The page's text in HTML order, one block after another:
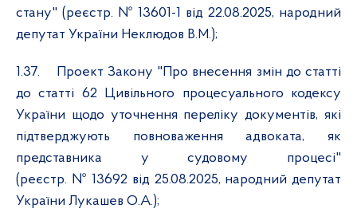
стану" (реєстр. №13601-1 від 22.08.2025, народний
депутат України Неклюдов В.М.);
1.37.
Проект Закону "Про внесення змін до статті
до статті 62 Цивільного процесуального кодексу
України щодо уточнення переліку документів, які
підтверджують повноваження адвоката, як
представника у судовому процесі"
(реєстр. № 13692 від 25.08.2025, народний депутат
України Лукашев О.А.);